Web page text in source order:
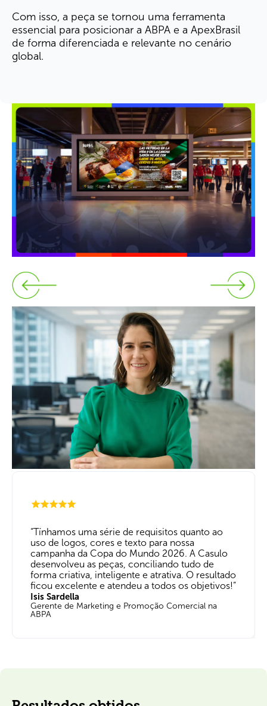
Com isso, a peça se tornou uma ferramenta
essencial para posicionar a ABPA e a ApexBrasil
de forma diferenciada e relevante no cenário
global.
“Tínhamos uma série de requisitos quanto ao
uso de logos, cores e texto para nossa
campanha da Copa do Mundo 2026. A Casulo
desenvolveu as peças, conciliando tudo de
forma criativa, inteligente e atrativa. O resultado
ficou excelente e atendeu a todos os objetivos!”
Isis Sardella
Gerente de Marketing e Promoção Comercial na
ABPA